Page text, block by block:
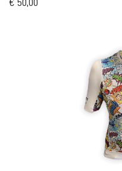
€ 50,00